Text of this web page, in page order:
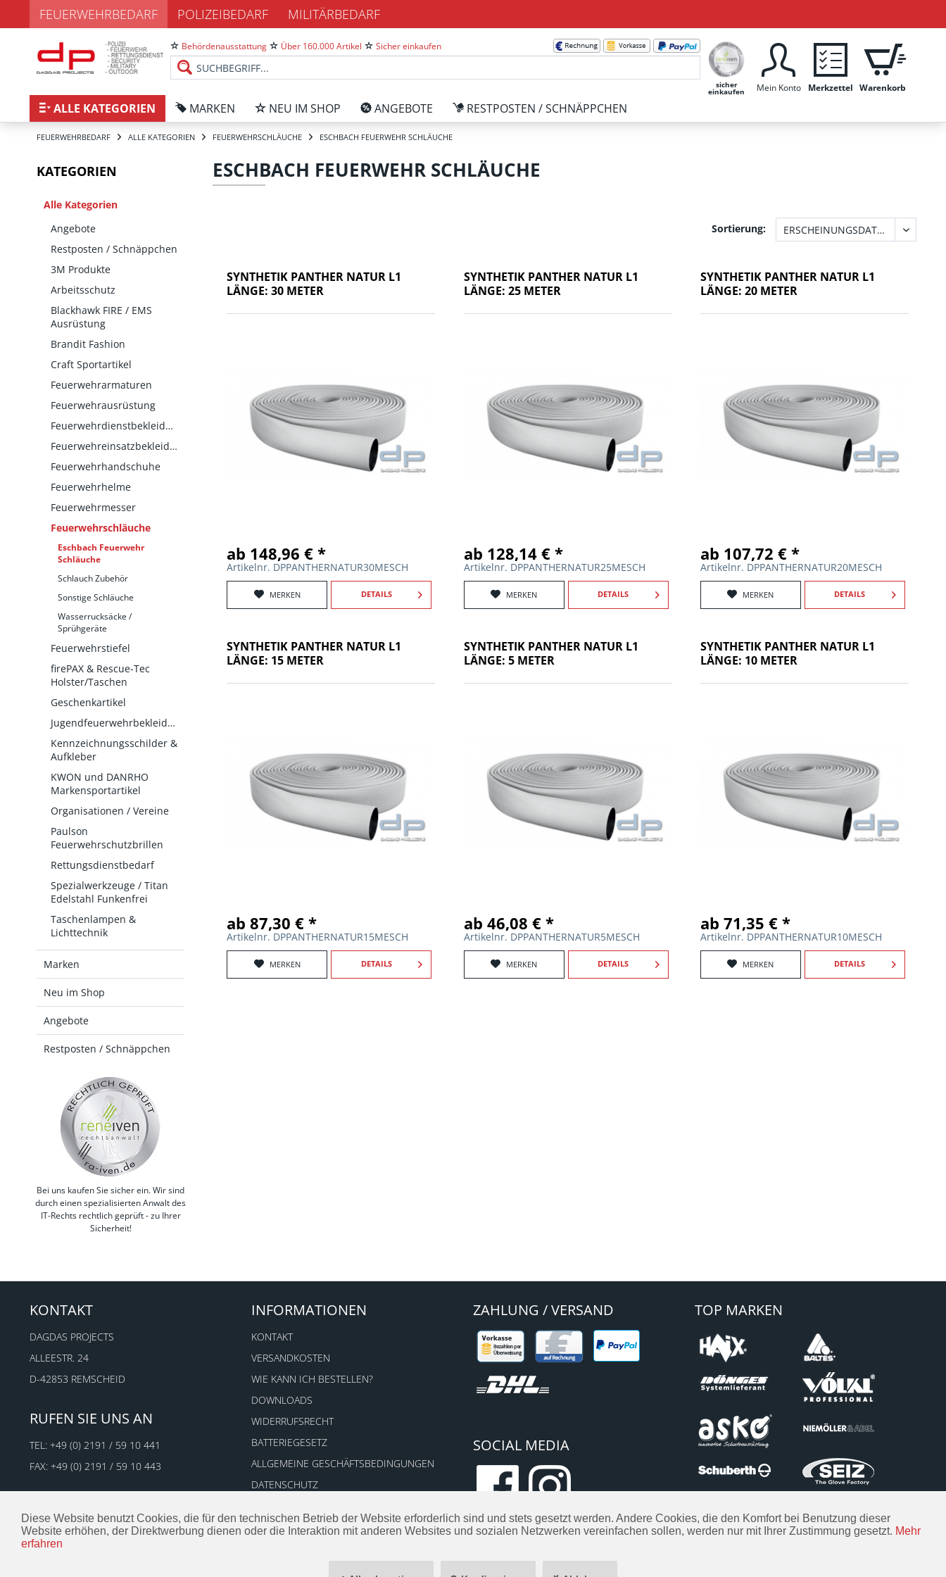
FEUERWEHRBEDARF POLIZEIBEDARF MILITÄRBEDARF
Behördenausstattung Über 160.000 Artikel Sicher einkaufen
sicher
einkaufen Mein Konto Merkzettel Warenkorb
ALLE KATEGORIEN MARKEN NEU IM SHOP ANGEBOTE RESTPOSTEN / SCHNÄPPCHEN
FEUERWEHRBEDARF ALLE KATEGORIEN FEUERWEHRSCHLÄUCHE ESCHBACH FEUERWEHR SCHLÄUCHE
KATEGORIEN
Alle Kategorien
Angebote
Restposten / Schnäppchen
3M Produkte
Arbeitsschutz
Blackhawk FIRE / EMS
Ausrüstung
Brandit Fashion
Craft Sportartikel
Feuerwehrarmaturen
Feuerwehrausrüstung
Feuerwehrdienstbekleidung
Feuerwehreinsatzbekleidung
Feuerwehrhandschuhe
Feuerwehrhelme
Feuerwehrmesser
Feuerwehrschläuche
Eschbach Feuerwehr
Schläuche
Schlauch Zubehör
Sonstige Schläuche
Wasserrucksäcke /
Sprühgeräte
Feuerwehrstiefel
firePAX & Rescue-Tec
Holster/Taschen
Geschenkartikel
Jugendfeuerwehrbekleidung
Kennzeichnungsschilder &
Aufkleber
KWON und DANRHO
Markensportartikel
Organisationen / Vereine
Paulson
Feuerwehrschutzbrillen
Rettungsdienstbedarf
Spezialwerkzeuge / Titan
Edelstahl Funkenfrei
Taschenlampen &
Lichttechnik
Marken
Neu im Shop
Angebote
Restposten / Schnäppchen
Bei uns kaufen Sie sicher ein. Wir sind
durch einen spezialisierten Anwalt des
IT-Rechts rechtlich geprüft - zu Ihrer
Sicherheit!
ESCHBACH FEUERWEHR SCHLÄUCHE
Sortierung:
SYNTHETIK PANTHER NATUR L1
LÄNGE: 30 METER
ab 148,96 € *
Artikelnr. DPPANTHERNATUR30MESCH
MERKEN DETAILS
SYNTHETIK PANTHER NATUR L1
LÄNGE: 25 METER
ab 128,14 € *
Artikelnr. DPPANTHERNATUR25MESCH
MERKEN DETAILS
SYNTHETIK PANTHER NATUR L1
LÄNGE: 20 METER
ab 107,72 € *
Artikelnr. DPPANTHERNATUR20MESCH
MERKEN DETAILS
SYNTHETIK PANTHER NATUR L1
LÄNGE: 15 METER
ab 87,30 € *
Artikelnr. DPPANTHERNATUR15MESCH
MERKEN DETAILS
SYNTHETIK PANTHER NATUR L1
LÄNGE: 5 METER
ab 46,08 € *
Artikelnr. DPPANTHERNATUR5MESCH
MERKEN DETAILS
SYNTHETIK PANTHER NATUR L1
LÄNGE: 10 METER
ab 71,35 € *
Artikelnr. DPPANTHERNATUR10MESCH
MERKEN DETAILS
KONTAKT
DAGDAS PROJECTS
ALLEESTR. 24
D-42853 REMSCHEID
RUFEN SIE UNS AN
TEL: +49 (0) 2191 / 59 10 441
FAX: +49 (0) 2191 / 59 10 443
INFORMATIONEN
KONTAKT
VERSANDKOSTEN
WIE KANN ICH BESTELLEN?
DOWNLOADS
WIDERRUFSRECHT
BATTERIEGESETZ
ALLGEMEINE GESCHÄFTSBEDINGUNGEN
DATENSCHUTZ
ZAHLUNG / VERSAND
SOCIAL MEDIA
TOP MARKEN
Diese Website benutzt Cookies, die für den technischen Betrieb der Website erforderlich sind und stets gesetzt werden. Andere Cookies, die den Komfort bei Benutzung dieser
Website erhöhen, der Direktwerbung dienen oder die Interaktion mit anderen Websites und sozialen Netzwerken vereinfachen sollen, werden nur mit Ihrer Zustimmung gesetzt. Mehr
erfahren